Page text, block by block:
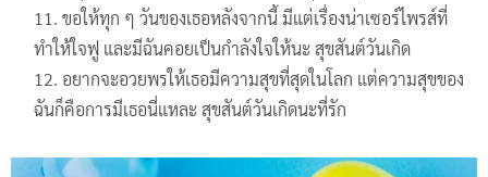
ขอให้ทุก ๆ วันของเธอหลังจากนี้ มีแต่เรื่องน่าเซอร์ไพรส์ที่
ทำให้ใจฟู และมีฉันคอยเป็นกำลังใจให้นะ สุขสันต์วันเกิด
อยากจะอวยพรให้เธอมีความสุขที่สุดในโลก แต่ความสุขของ
ฉันก็คือการมีเธอนี่แหละ สุขสันต์วันเกิดนะที่รัก